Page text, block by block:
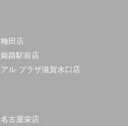
梅田店
姫路駅前店
アル·プラザ滋賀水口店
名古屋栄店